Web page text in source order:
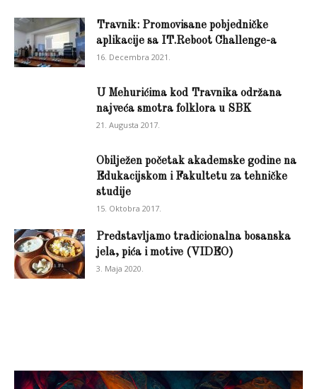
Travnik: Promovisane pobjedničke
aplikacije sa IT.Reboot Challenge-a
16. Decembra 2021.
U Mehurićima kod Travnika održana
najveća smotra folklora u SBK
21. Augusta 2017.
Obilježen početak akademske godine na
Edukacijskom i Fakultetu za tehničke
studije
15. Oktobra 2017.
Predstavljamo tradicionalna bosanska
jela, pića i motive (VIDEO)
3. Maja 2020.